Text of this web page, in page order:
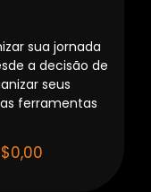
sua jornada
a decisão de
seus
ferramentas